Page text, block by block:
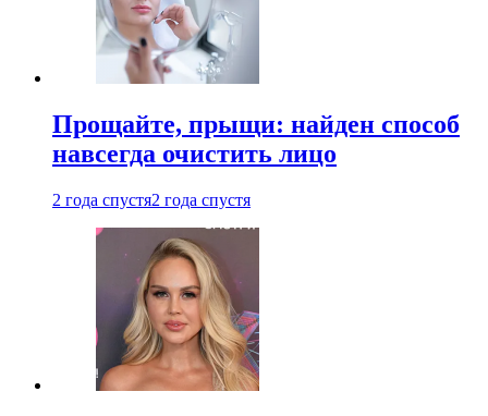
Прощайте, прыщи: найден способ
навсегда очистить лицо
2 года спустя2 года спустя